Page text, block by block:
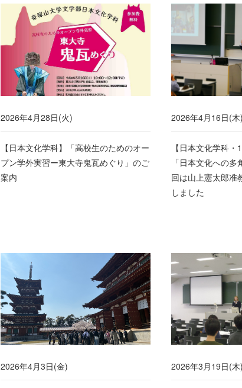
2026年4月28日(火)
【日本文化学科】「高校生のためのオー
プン学外実習ー東大寺鬼瓦めぐり」のご
案内
2026年4月16日(木)
【日本文化学科
「日本文化への
回は山上憲太郎准
しました
2026年4月3日(金) 2026年3月19日(木)